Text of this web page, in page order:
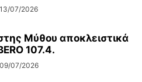
13/07/2026
Μύθου αποκλειστικά
107.4.
09/07/2026